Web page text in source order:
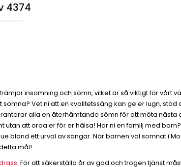
4374
insomning och sömn, vilket är så viktigt för vårt
Vet ni att en kvalitetssäng kan ge er lugn, stöd
alla en återhämtande sömn för att möta nästa
att oroa er för er hälsa! Har ni en familj med
bland ett urval av sängar. När barnen väl somnat i
mål!
. För att säkerställa år av god och trogen tjänst